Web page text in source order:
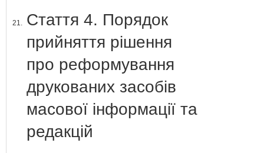
21. Стаття 4. Порядок
прийняття рішення
про реформування
друкованих засобів
масової інформації та
редакцій